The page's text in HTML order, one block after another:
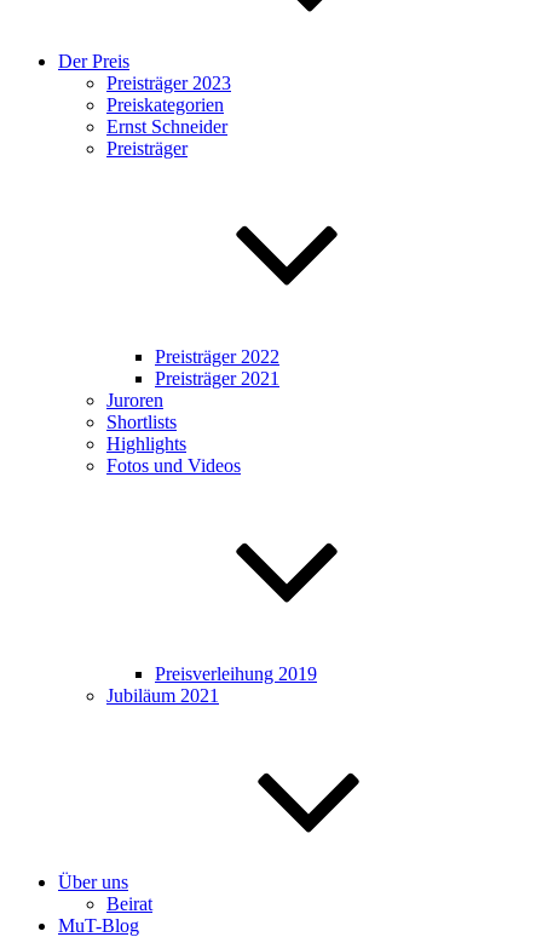
Der Preis
Preisträger 2023
Preiskategorien
Ernst Schneider
Preisträger
Preisträger 2022
Preisträger 2021
Juroren
Shortlists
Highlights
Fotos und Videos
Preisverleihung 2019
Jubiläum 2021
Über uns
Beirat
MuT-Blog